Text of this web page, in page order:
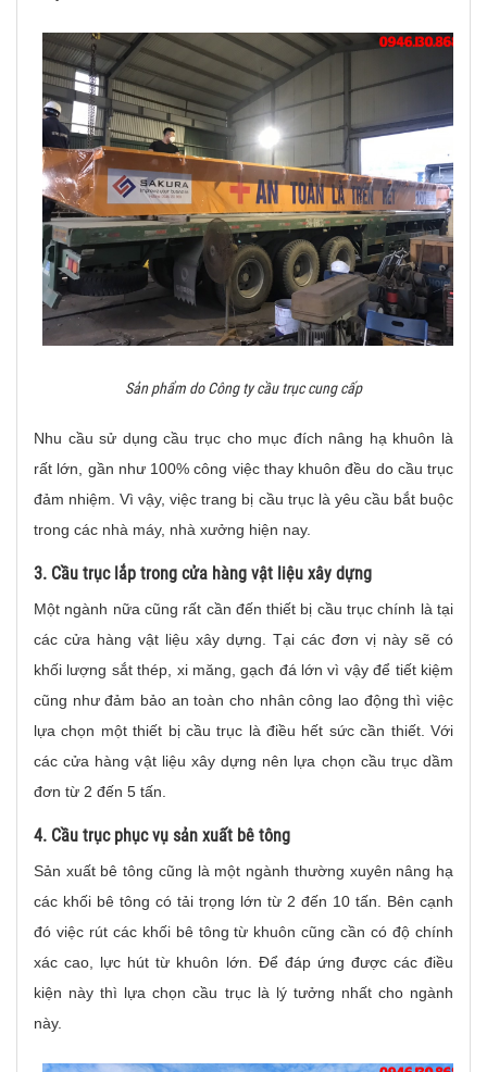
Sản phẩm do Công ty cầu trục cung cấp
Nhu cầu sử dụng cầu trục cho mục đích nâng hạ khuôn là
rất lớn, gần như 100% công việc thay khuôn đều do cầu trục
đảm nhiệm. Vì vậy, việc trang bị cầu trục là yêu cầu bắt buộc
trong các nhà máy, nhà xưởng hiện nay.
3. Cầu trục lắp trong cửa hàng vật liệu xây dựng
Một ngành nữa cũng rất cần đến thiết bị cầu trục chính là tại
các cửa hàng vật liệu xây dựng. Tại các đơn vị này sẽ có
khối lượng sắt thép, xi măng, gạch đá lớn vì vậy để tiết kiệm
cũng như đảm bảo an toàn cho nhân công lao động thì việc
lựa chọn một thiết bị cầu trục là điều hết sức cần thiết. Với
các cửa hàng vật liệu xây dựng nên lựa chọn cầu trục dầm
đơn từ 2 đến 5 tấn.
4. Cầu trục phục vụ sản xuất bê tông
Sản xuất bê tông cũng là một ngành thường xuyên nâng hạ
các khối bê tông có tải trọng lớn từ 2 đến 10 tấn. Bên cạnh
đó việc rút các khối bê tông từ khuôn cũng cần có độ chính
xác cao, lực hút từ khuôn lớn. Để đáp ứng được các điều
kiện này thì lựa chọn cầu trục là lý tưởng nhất cho ngành
này.